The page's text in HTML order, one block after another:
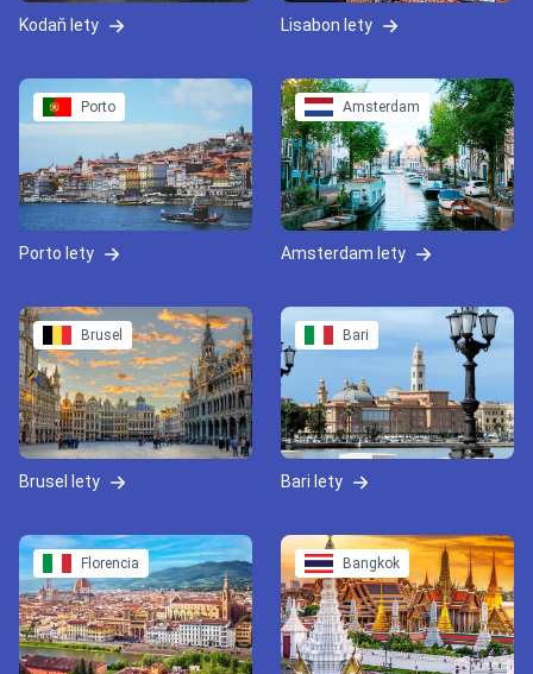
Kodaň lety Lisabon lety
Porto
Porto lety
Amsterdam
Amsterdam lety
Brusel
Brusel lety
Bari
Bari lety
Florencia Bangkok